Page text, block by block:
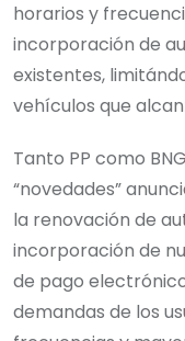
horarios y
incorporación de
existentes,
vehículos que
Tanto PP como
“novedades”
la renovación de
incorporación de
de pago
demandas de los